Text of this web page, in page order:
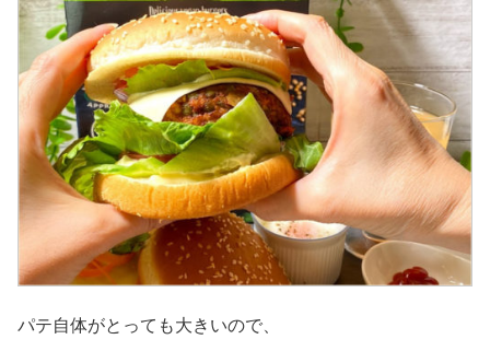
パテ自体がとっても大きいので、